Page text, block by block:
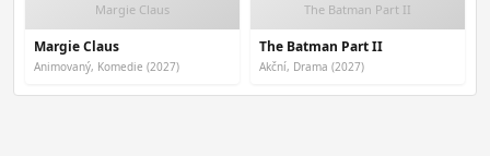
Margie Claus
Margie Claus
Animovaný, Komedie (2027)
The Batman Part II
The Batman Part II
Akční, Drama (2027)